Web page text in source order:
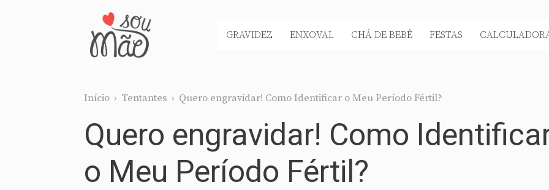
GRAVIDEZ ENXOVAL CHÁ DE BEBÊ FESTAS
Início › Tentantes › Quero engravidar! Como Identificar o Meu Período Fértil?
Quero engravidar! Como
o Meu Período Fértil?